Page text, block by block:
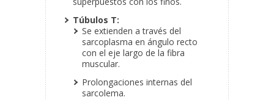
Túbulos T:
Se extienden a través del
sarcoplasma en ángulo recto
con el eje largo de la fibra
muscular.
Prolongaciones internas del
sarcolema.